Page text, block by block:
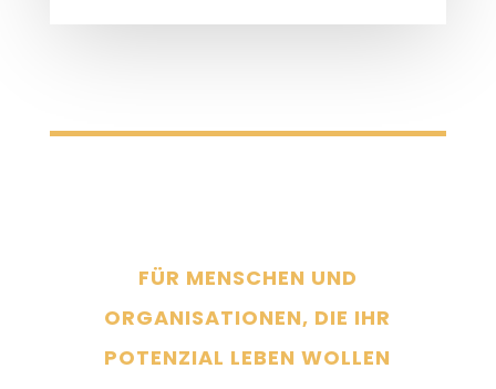
FÜR MENSCHEN UND
ORGANISATIONEN, DIE IHR
POTENZIAL LEBEN WOLLEN